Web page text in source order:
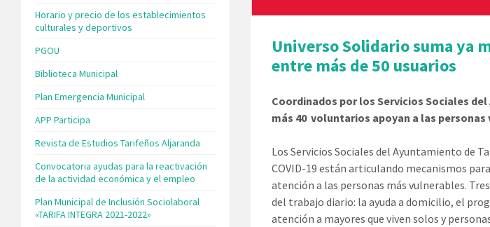
Universo Solidario suma ya
entre más de 50 usuarios
Coordinados por los Servicios Sociales
más 40 voluntarios apoyan a las
Los Servicios Sociales del Ayuntamiento de
COVID-19 están articulando mecanismos
atención a las personas más vulnerables.
del trabajo diario: la ayuda a domicilio, el
atención a mayores que viven solos y
Horario y precio de los establecimientos
culturales y deportivos
PGOU
Biblioteca Municipal
Plan Emergencia Municipal
APP Participa
Revista de Estudios Tarifeños Aljaranda
Convocatoria ayudas para la reactivación
de la actividad económica y el empleo
Plan Municipal de Inclusión Sociolaboral
«TARIFA INTEGRA 2021-2022»